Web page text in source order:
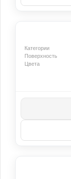
Категории
Поверхность
Цвета